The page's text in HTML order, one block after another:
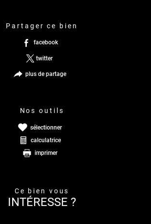
partager ce bien
facebook
twitter
plus de partage
nos outils
sélectionner
calculatrice
imprimer
ce bien vous
INTÉRESSE ?